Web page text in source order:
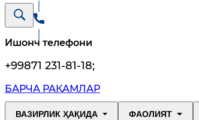
Ишонч телефони
+99871 231-81-18;
БАРЧА РАҚАМЛАР
ВАЗИРЛИК ҲАҚИДА ФАОЛИЯТ